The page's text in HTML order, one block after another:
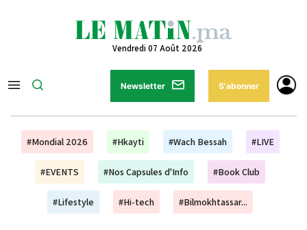
Vendredi 07 Août 2026
Newsletter S'abonner
#Mondial 2026 #Hkayti #Wach Bessah #LIVE
#EVENTS #Nos Capsules d'Info #Book Club
#Lifestyle #Hi-tech #Bilmokhtassar...